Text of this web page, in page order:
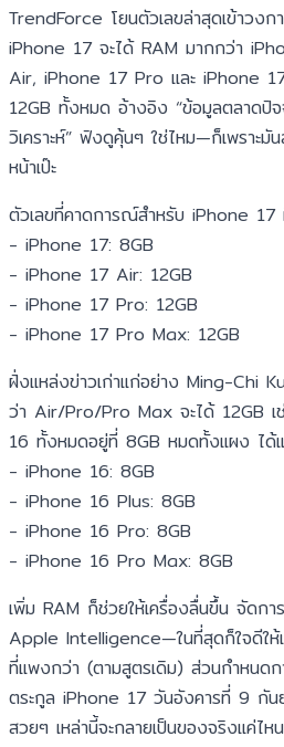
TrendForce โยนตัวเลขล่าสุดเข้าวง
iPhone 17 จะได้ RAM มากกว่า
Air, iPhone 17 Pro และ iPhone
12GB ทั้งหมด อ้างอิง “ข้อมูลตลาดปั
วิเคราะห์” ฟังดูคุ้นๆ ใช่ไหม—ก็เพราะ
หน้าเป๊ะ
ตัวเลขที่คาดการณ์สำหรับ iPhone
- iPhone 17: 8GB
- iPhone 17 Air: 12GB
- iPhone 17 Pro: 12GB
- iPhone 17 Pro Max: 12GB
ฝั่งแหล่งข่าวเก่าแก่อย่าง Ming-Chi
ว่า Air/Pro/Pro Max จะได้ 12GB
16 ทั้งหมดอยู่ที่ 8GB หมดทั้งแผง ได้
- iPhone 16: 8GB
- iPhone 16 Plus: 8GB
- iPhone 16 Pro: 8GB
- iPhone 16 Pro Max: 8GB
เพิ่ม RAM ก็ช่วยให้เครื่องลื่นขึ้น จัดกา
Apple Intelligence—ในที่สุดก็ใจดีให้เ
ที่แพงกว่า (ตามสูตรเดิม) ส่วนกำหนด
ตระกูล iPhone 17 วันอังคารที่ 9 กัน
สวยๆ เหล่านี้จะกลายเป็นของจริงแค่ไหน